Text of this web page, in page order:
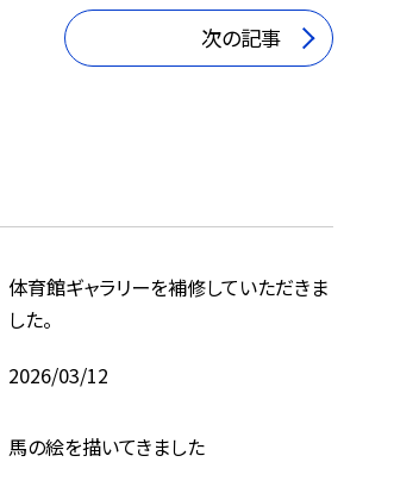
次の記事
体育館ギャラリーを補修していただきま
した。
2026/03/12
馬の絵を描いてきました